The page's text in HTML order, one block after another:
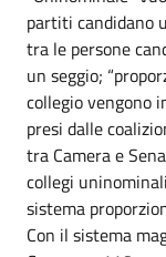
partiti candidano
tra le persone
un seggio;
collegio vengono
presi dalle
tra Camera e
collegi
sistema
Con il sistema